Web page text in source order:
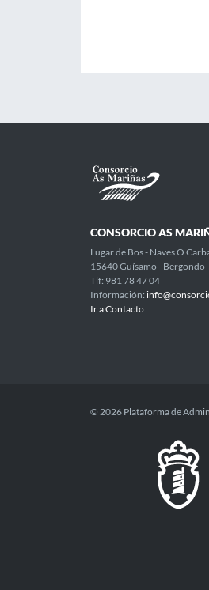
CONSORCIO AS
Lugar de Bos - Naves O
15640 Guísamo - Bergondo
Tlf: 981 78 47 04
Información:
Ir a Contacto
© 2026 Plataforma de